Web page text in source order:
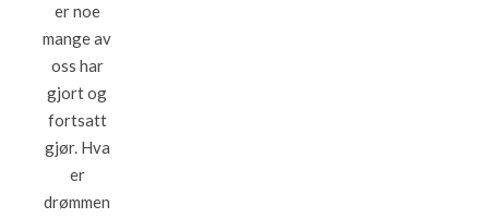
er noe
mange av
oss har
gjort og
fortsatt
gjør. Hva
er
drømmen